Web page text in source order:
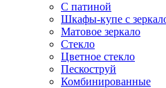
С патиной
Шкафы-купе с
Матовое зеркало
Стекло
Цветное стекло
Пескоструй
Комбинированные